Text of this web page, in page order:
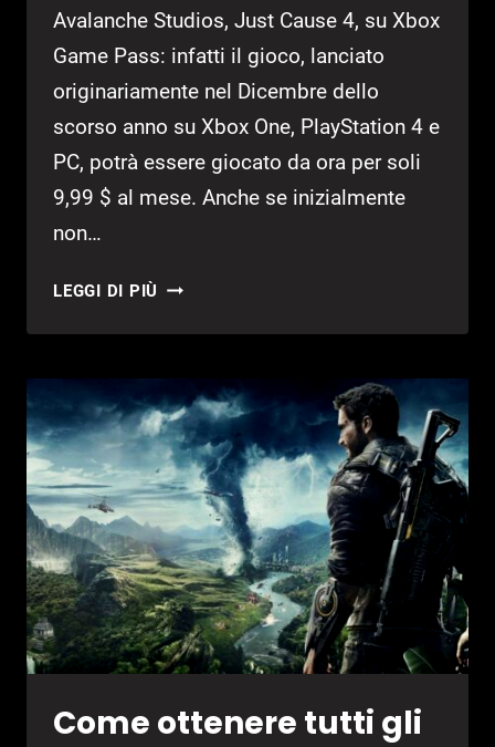
Avalanche Studios, Just Cause 4, su Xbox
Game Pass: infatti il gioco, lanciato
originariamente nel Dicembre dello
scorso anno su Xbox One, PlayStation 4 e
PC, potrà essere giocato da ora per soli
9,99 $ al mese. Anche se inizialmente
non…
LEGGI DI PIÙ GAME
DISPONIBILE
JUST
CAUSE
4
Come ottenere tutti gli